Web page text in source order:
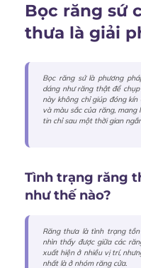
Bọc răng sứ
thưa là giải
Bọc răng sứ là phương
dáng như răng thật để
này không chỉ giúp đóng
và màu sắc của răng,
tin chỉ sau một thời gian
Tình trạng răng
như thế nào?
Răng thưa là tình trạng
nhìn thấy được giữa các
xuất hiện ở nhiều vị trí,
nhất là ở nhóm răng cửa.